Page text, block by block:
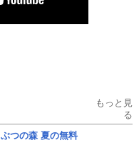
もっと見
る
つの森 夏の無料